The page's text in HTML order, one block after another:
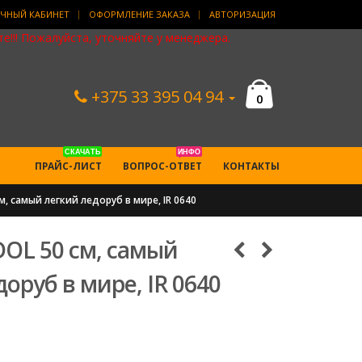
КАБИНЕТ ОФОРМЛЕНИЕ ЗАКАЗА АВТОРИЗАЦИЯ
Пожалуйста, уточняйте у менеджера.
+375 33 395 04 94 0
КОНТАКТЫ
ВОПРОС-ОТВЕТ
ИНФО
ПРАЙС-ЛИСТ
СКАЧАТЬ
самый легкий ледоруб в мире, IR 0640
50 см, самый
в мире, IR 0640